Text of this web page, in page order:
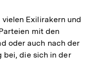
Exilirakern und
mit den
oder auch nach der
bei, die sich in der